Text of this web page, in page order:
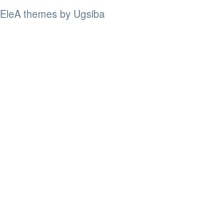
EleA themes by Ugsiba